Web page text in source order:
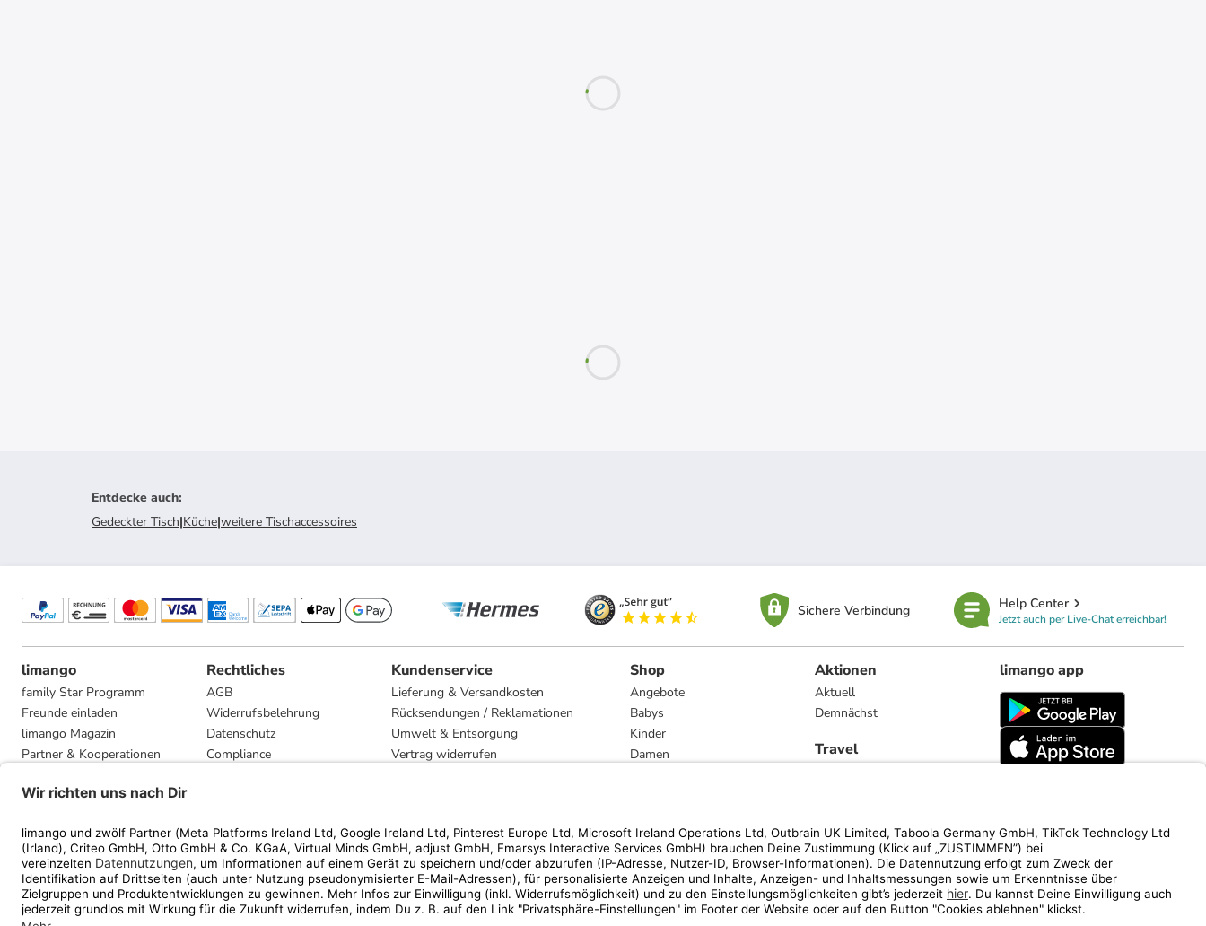
Entdecke auch:
Gedeckter Tisch|Küche|weitere Tischaccessoires
Sichere Verbindung Help Center
Jetzt auch per Live-Chat erreichbar!
limango
family Star Programm
Freunde einladen
limango Magazin
Partner & Kooperationen
Presse
Rechtliches
AGB
Widerrufsbelehrung
Datenschutz
Compliance
Kundenservice
Lieferung & Versandkosten
Rücksendungen / Reklamationen
Umwelt & Entsorgung
Vertrag widerrufen
Shop
Angebote
Babys
Kinder
Damen
Marken
Aktionen
Aktuell
Demnächst
Travel
limango app
limango.nl limango.pl